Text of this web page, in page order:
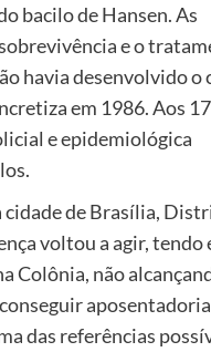
bacilo de Hansen. As
e o
havia desenvolvido o
em 1986. Aos
e epidemiológica
cidade de Brasília,
voltou a agir, tendo
Colônia, não
das referências